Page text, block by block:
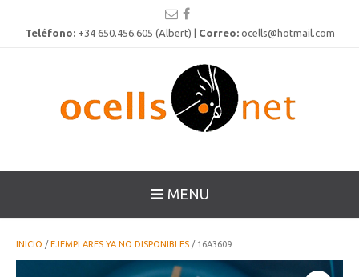
Teléfono:+34 650.456.605 (Albert) | Correo: ocells@hotmail.com
MENU
INICIO /EJEMPLARES YA NO DISPONIBLES / 16A3609